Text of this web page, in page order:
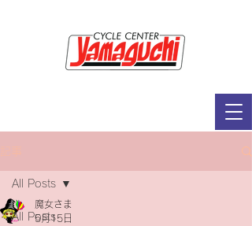
All Posts
All Posts
魔女さま
5月15日